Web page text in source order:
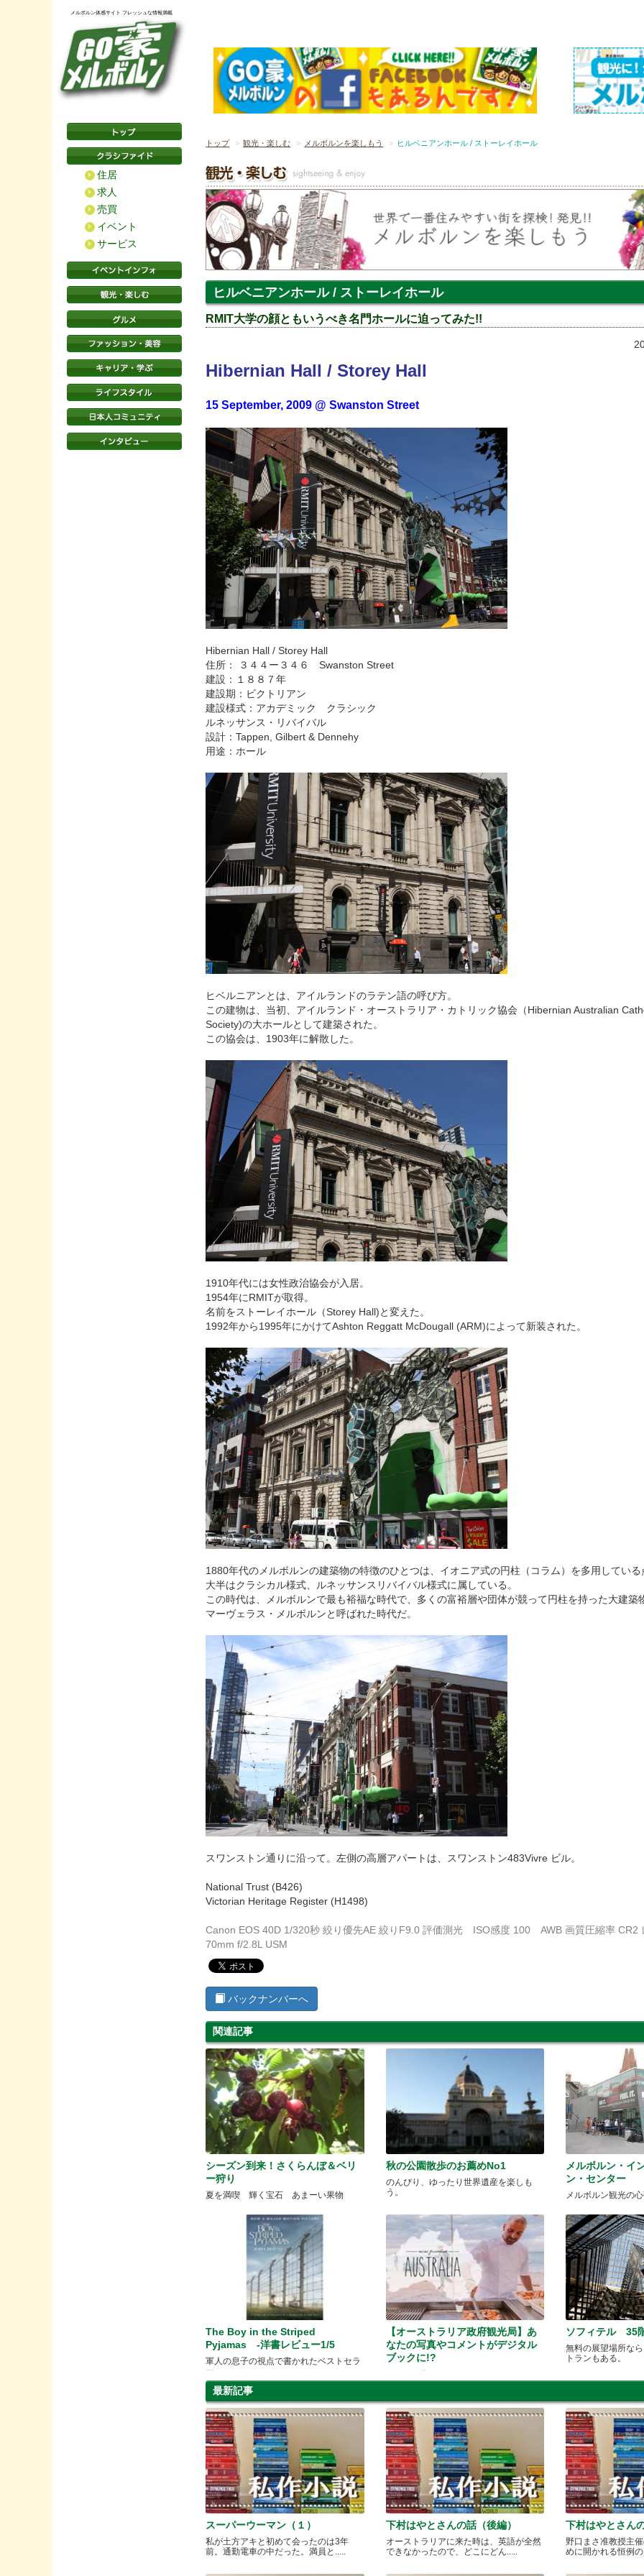
メルボルン体感サイト フレッシュな情報満載
住居
求人
売買
イベント
サービス
トップ 観光・楽しむ メルボルンを楽しもう ヒルベニアンホール / ストーレイホール
ヒルベニアンホール / ストーレイホール
RMIT大学の顔ともいうべき名門ホールに迫ってみた!!
Hibernian Hall / Storey Hall
15 September, 2009 @ Swanston Street
Hibernian Hall / Storey Hall
住所： ３４４ー３４６ Swanston Street
建設：１８８７年
建設期：ビクトリアン
建設様式：アカデミック クラシック
ルネッサンス・リバイバル
設計：Tappen, Gilbert & Dennehy
用途：ホール
ヒベルニアンとは、アイルランドのラテン語の呼び方。
この建物は、当初、アイルランド・オーストラリア・カトリック協会（Hibernian Australian
Society)の大ホールとして建築された。
この協会は、1903年に解散した。
1910年代には女性政治協会が入居。
1954年にRMITが取得。
名前をストーレイホール（Storey Hall)と変えた。
1992年から1995年にかけてAshton Reggatt McDougall (ARM)によって新装された。
1880年代のメルボルンの建築物の特徴のひとつは、イオニア式の円柱（コラム）を多用している
大半はクラシカル様式、ルネッサンスリバイバル様式に属している。
この時代は、メルボルンで最も裕福な時代で、多くの富裕層や団体が競って円柱を持った大建築
マーヴェラス・メルボルンと呼ばれた時代だ。
スワンストン通りに沿って。 左側の高層アパートは、スワンストン483Vivre ビル。
National Trust (B426)
Victorian Heritage Register (H1498)
Canon EOS 40D 1/320秒 絞り優先AE 絞りF9.0 評価測光 ISO感度 100 AWB 画質圧縮率 CR2
70mm f/2.8L USM
バックナンバーへ
関連記事
シーズン到来！さくらんぼ＆ベリ
ー狩り
夏を満喫 輝く宝石 あまーい果物
秋の公園散歩のお薦めNo1
のんびり、ゆったり世界遺産を楽しも
う。
メルボルン・イ
ン・センター
メルボルン観光の心
The Boy in the Striped
Pyjamas -洋書レビュー1/5
軍人の息子の視点で書かれたベストセラ
ー
【オーストラリア政府観光局】あ
なたの写真やコメントがデジタル
ブックに!?
みんなで作る！オーストラリア ソーシャ
ルガイドブック
ソフィテル 35
無料の展望場所な
トランもある。
最新記事
スーパーウーマン（１）
私が土方アキと初めて会ったのは3年
前。通勤電車の中だった。満員と.....
下村はやとさんの話（後編）
オーストラリアに来た時は、英語が全然
できなかったので、どこにどん.....
下村はやとさん
野口まさ准教授主
めに開かれる恒例